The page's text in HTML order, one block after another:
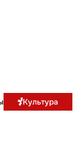
Культура